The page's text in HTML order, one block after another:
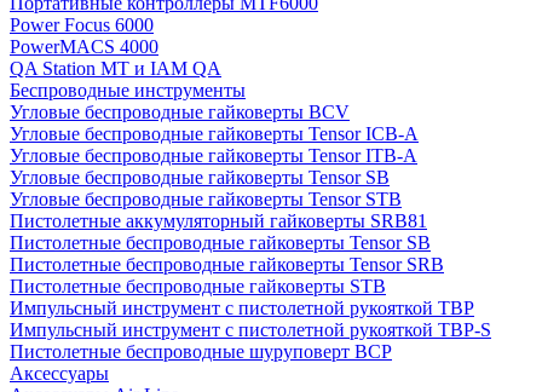
Power Focus 6000
PowerMACS 4000
QA Station MT и IAM QA
Беспроводные инструменты
Угловые беспроводные гайковерты BCV
Угловые беспроводные гайковерты Tensor ICB-A
Угловые беспроводные гайковерты Tensor ITB-A
Угловые беспроводные гайковерты Tensor SB
Угловые беспроводные гайковерты Tensor STB
Пистолетные аккумуляторный гайковерты SRB81
Пистолетные беспроводные гайковерты Tensor SB
Пистолетные беспроводные гайковерты Tensor SRB
Пистолетные беспроводные гайковерты STB
Импульсный инструмент с пистолетной рукояткой TBP
Импульсный инструмент с пистолетной рукояткой TBP-S
Пистолетные беспроводные шуруповерт BCP
Аксессуары